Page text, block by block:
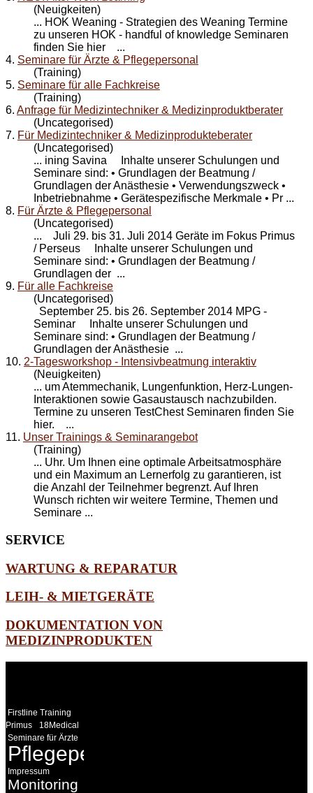
(Neuigkeiten)
... HOK Weaning - Strategien des Weaning Termine
zu unseren HOK - handful of knowledge Seminaren
finden Sie hier ...
4. Seminare für Ärzte & Pflegepersonal
(Training)
5. Seminare für alle Fachkreise
(Training)
6. Anfrage für Medizintechniker & Medizinproduktberater
(Uncategorised)
7. Für Medizintechniker & Medizinprodukteberater
(Uncategorised)
... ining Savina Inhalte unserer Schulungen und
Seminare sind: • Grundlagen der Beatmung /
Grundlagen der Anästhesie • Verwendungszweck •
Inbetriebnahme • Gerätespezifische Merkmale • Pr ...
8. Für Ärzte & Pflegepersonal
(Uncategorised)
... Juli 29. bis 31. Juli 2014 Geräte im Fokus Primus
/ Perseus Inhalte unserer Schulungen und
Seminare sind: • Grundlagen der Beatmung /
Grundlagen der ...
9. Für alle Fachkreise
(Uncategorised)
September 25. bis 26. September 2014 MPG -
Seminar Inhalte unserer Schulungen und
Seminare sind: • Grundlagen der Beatmung /
Grundlagen der Anästhesie ...
10. 2-Tagesworkshop - Intensivbeatmung interaktiv
(Neuigkeiten)
... um Atemmechanik, Lungenfunktion, Herz-Lungen-
Interaktionen sowie Gasaustausch nachzubilden.
Termine zu unseren TestChest Seminaren finden Sie
hier. ...
11. Unser Trainings & Seminarangebot
(Training)
... Uhr. Um Ihnen eine optimale Arbeitsatmosphäre
und ein Maximum an Lernerfolg zu garantieren, ist
die Anzahl der Teilnehmer begrenzt. Auf Ihren
Wunsch richten wir weitere Termine, Themen und
Seminare ...
SERVICE
WARTUNG & REPARATUR
LEIH- & MIETGERÄTE
DOKUMENTATION VON
MEDIZINPRODUKTEN
Firstline Training
Primus
18Medical
Seminare für Ärzte
Pflegepersonal
Impressum
Monitoring